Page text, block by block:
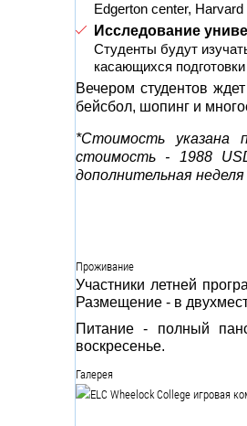
Edgerton center,
Исследование
Студенты будут
касающихся
Вечером студентов
бейсбол, шопинг и
*Стоимость указана
стоимость - 1988
дополнительная неделя
Проживание
Участники летней
Размещение - в
Питание - полный
воскресенье.
Галерея